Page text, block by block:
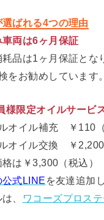
選ばれる4つの理由
両は6ヶ月保証
耗品は1ヶ月保証と
をお勧めしています。
限定オイルサービ
オイル補充 ￥110（
ルオイル交換 ￥
は￥3,300（税込）
公式LINE を友達追加
、
ワコーズプロス